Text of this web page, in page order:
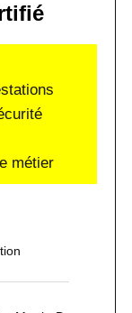
métier